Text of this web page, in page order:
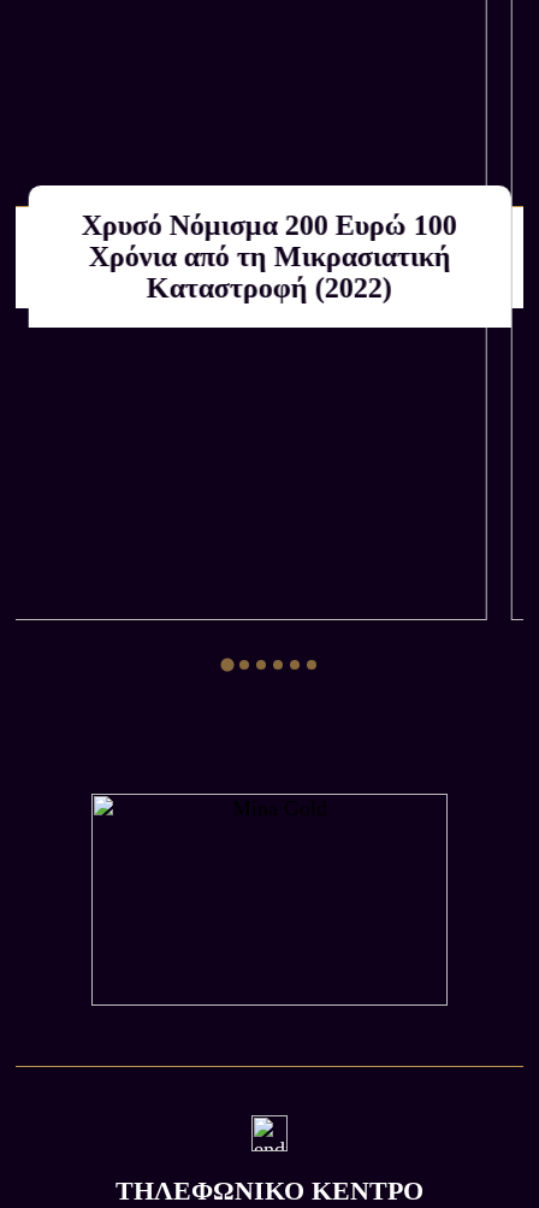
Αγοράζουμε εμείς
ΚΑΤΟΠΙΝ ΕΚΤΙΜΗΣΗΣ
Χρυσό Νόμισμα 200 Ευρώ 100
Χρόνια από τη Μικρασιατική
Καταστροφή (2022)
ΤΗΛΕΦΩΝΙΚΟ ΚΕΝΤΡΟ